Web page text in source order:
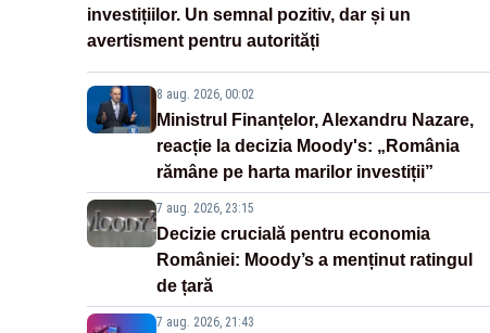
investițiilor. Un semnal pozitiv, dar și un
avertisment pentru autorități
8 aug. 2026, 00:02
Ministrul Finanțelor, Alexandru Nazare,
reacție la decizia Moody's: „România
rămâne pe harta marilor investiții”
7 aug. 2026, 23:15
Decizie crucială pentru economia
României: Moody’s a menținut ratingul
de țară
7 aug. 2026, 21:43